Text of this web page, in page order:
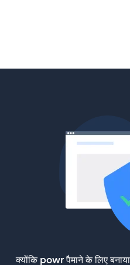
क्योंकि powr पैमाने के लिए